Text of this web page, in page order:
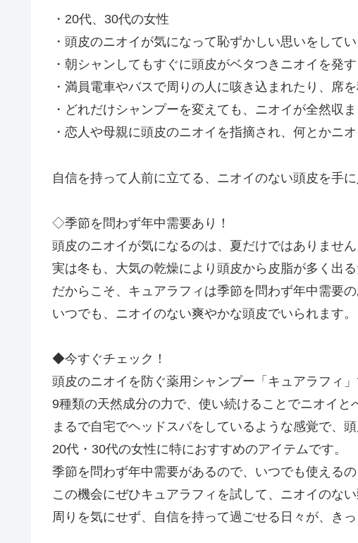
・20代、30代の女性
・頭皮のニオイが気になって恥ずかしい思いをして
・朝シャンしてもすぐに頭皮がベタつきニオイを発
・満員電車やバスで周りの人に咳き込まれたり、席
・どれだけシャンプーを変えても、ニオイが全然収
・恋人や母親に頭皮のニオイを指摘され、何とかニ
自信を持って人前に立てる、ニオイのない頭皮を手に
◇季節を問わず年中需要あり！
頭皮のニオイが気になるのは、夏だけではありません
実は冬も、大気の乾燥により頭皮から皮脂が多く出
だからこそ、キュアラフィは季節を問わず年中需要の
いつでも、ニオイのない爽やかな頭皮でいられます。
◆今すぐチェック！
頭皮のニオイを防ぐ薬用シャンプー「キュアラフィ
9種類の天然成分の力で、使い続けることでニオイと
まるで自宅でヘッドスパをしているような感覚で、頭
20代・30代の女性に特におすすめのアイテムです。
季節を問わず年中需要があるので、いつでも使えるの
この機会にぜひキュアラフィを試して、ニオイのな
周りを気にせず、自信を持って過ごせる日々が、き